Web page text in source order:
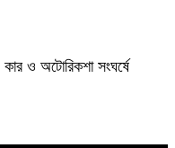
ও অটোরিকশা সংঘর্ষে